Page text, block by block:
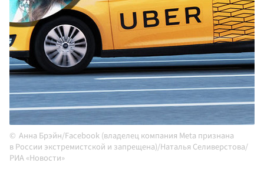
Анна Брэйн/Facebook (владелец компания Meta признана
в России экстремистской и запрещена)/Наталья Селиверстова/
РИА «Новости»